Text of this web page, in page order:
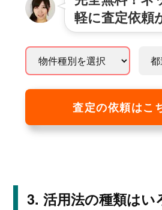
軽に査定依頼
査定の依頼はこ
活用法の種類はい